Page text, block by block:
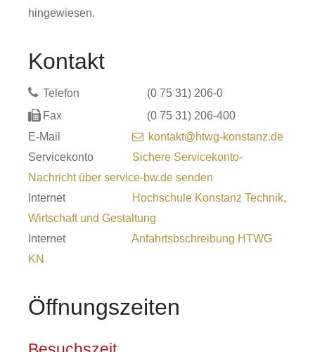
hingewiesen.
Kontakt
Telefon (0 75 31) 206-0
Fax
(0 75 31) 206-400
E-Mail
kontakt@htwg-konstanz.de
Servicekonto
Sichere Servicekonto-
Nachricht über service-bw.de senden
Internet
Hochschule Konstanz Technik,
Wirtschaft und Gestaltung
Internet
Anfahrtsbschreibung HTWG
KN
Öffnungszeiten